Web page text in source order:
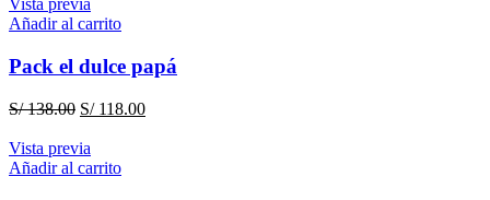
Vista previa
Añadir al carrito
Pack el dulce papá
S/138.00 El
original
era:
S/118.00El
Vista previa
Añadir al carrito